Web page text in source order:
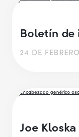
Boletín de
24 DE
Joe